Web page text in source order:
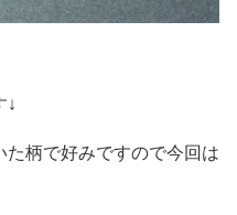
↓
柄で好みですので今回は